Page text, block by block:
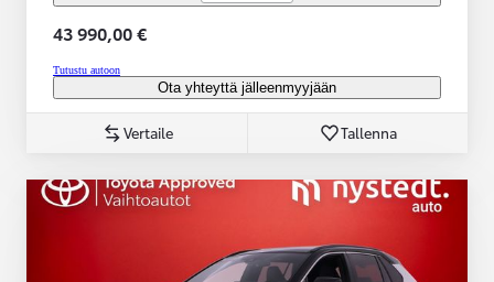
43 990,00 €
Tutustu autoon
Ota yhteyttä jälleenmyyjään
Vertaile Tallenna